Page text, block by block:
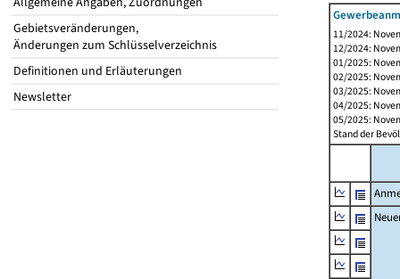
Gebietsveränderungen,
Änderungen zum Schlüsselverzeichnis
Definitionen und Erläuterungen
Newsletter
11/2024:
12/2024:
01/2025:
02/2025:
03/2025:
04/2025:
05/2025:
Stand der